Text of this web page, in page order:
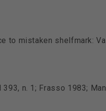
to mistaken shelfmark:
393, n. 1; Frasso 1983;